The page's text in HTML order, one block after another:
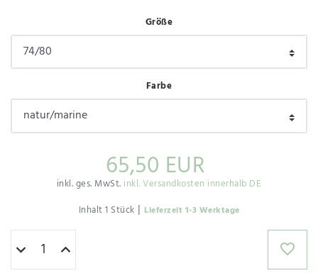
Größe
Farbe
65,50 EUR
inkl. ges. MwSt. inkl. Versandkosten innerhalb DE
Inhalt1 Stück | Lieferzeit 1-3 Werktage